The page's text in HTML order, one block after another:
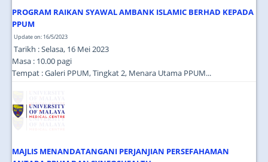
PROGRAM RAIKAN SYAWAL AMBANK ISLAMIC BERHAD KEPADA
PPUM
Update on: 16/5/2023
Tarikh : Selasa, 16 Mei 2023
Masa : 10.00 pagi
Tempat : Galeri PPUM, Tingkat 2, Menara Utama PPUM...
MAJLIS MENANDATANGANI PERJANJIAN PERSEFAHAMAN